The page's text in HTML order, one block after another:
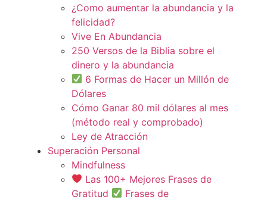
¿Como aumentar la abundancia y la
felicidad?
Vive En Abundancia
250 Versos de la Biblia sobre el
dinero y la abundancia
6 Formas de Hacer un Millón de
Dólares
Cómo Ganar 80 mil dólares al mes
(método real y comprobado)
Ley de Atracción
Superación Personal
Mindfulness
Las 100+ Mejores Frases de
Gratitud
Frases de